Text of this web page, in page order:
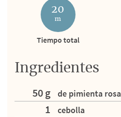
20
m
Tiempo total
Ingredientes
50 g
de pimienta rosa
1 cebolla